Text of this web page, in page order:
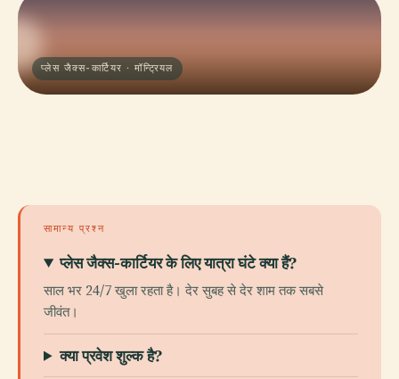
प्लेस जैक्स-कार्टियर · मॉन्ट्रियल
सामान्य प्रश्न
प्लेस जैक्स-कार्टियर के लिए यात्रा घंटे क्या हैं?
साल भर 24/7 खुला रहता है। देर सुबह से देर शाम तक सबसे
जीवंत।
क्या प्रवेश शुल्क है?